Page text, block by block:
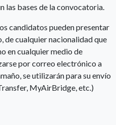
las bases de la convocatoria.
candidatos pueden presentar
de cualquier nacionalidad que
en cualquier medio de
por correo electrónico a
se utilizarán para su envío
MyAirBridge, etc.)